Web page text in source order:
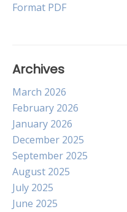
navigation
Format PDF
Archives
March 2026
February 2026
January 2026
December 2025
September 2025
August 2025
July 2025
June 2025